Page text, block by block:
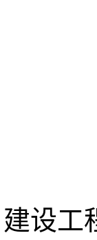
建设工